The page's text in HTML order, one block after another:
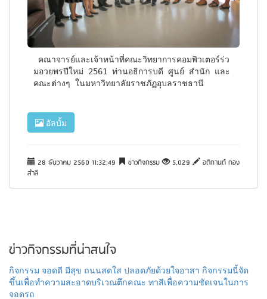
มอวยพรปีใหม่ 2561 ท่านอธิการบดี ศูนย์ สำนัก และ
คณะต่างๆ ในมหาวิทยาลัยราชภัฏอุบลราชธานี
อัลบั้ม
28 ธันวาคม 2560 11:32:49 ข่าวกิจกรรม 5,029
อติกานต์ กอง
สำลี
ข่าวกิจกรรมที่น่าสนใจ
กิจกรรม จอดดี มีสุข ถนนสดใส ปลอดภัยด้วยใจอาสา กิจกรรมนี้จัด
ขึ้นเพื่อทำความสะอาดบริเวณตึกคณะ ทาสีเพื่อความชัดเจนในการ
จอดรถ